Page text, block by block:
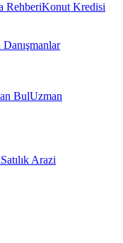
RehberiKonut Kredisi
BulUzman
Satılık Arazi